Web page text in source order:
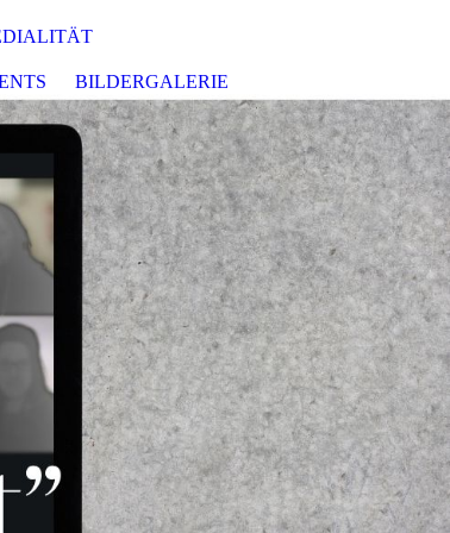
BILDERGALERIE